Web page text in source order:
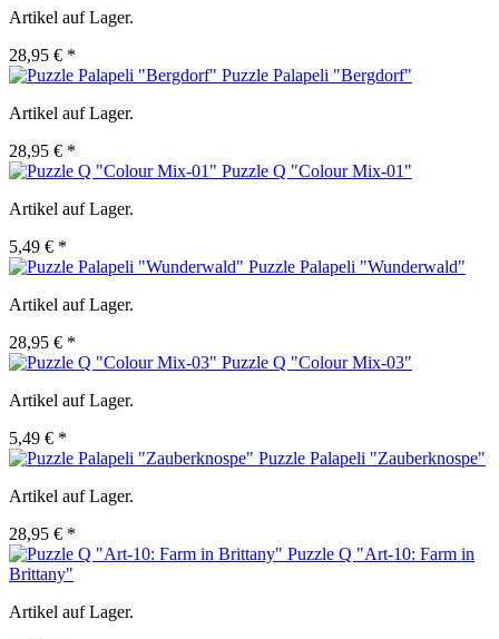
Artikel auf Lager.
28,95 € *
Puzzle Palapeli "Bergdorf"
Artikel auf Lager.
28,95 € *
Puzzle Q "Colour Mix-01"
Artikel auf Lager.
5,49 € *
Puzzle Palapeli "Wunderwald"
Artikel auf Lager.
28,95 € *
Puzzle Q "Colour Mix-03"
Artikel auf Lager.
5,49 € *
Puzzle Palapeli "Zauberknospe"
Artikel auf Lager.
28,95 € *
Puzzle Q "Art-10: Farm in
Brittany"
Artikel auf Lager.